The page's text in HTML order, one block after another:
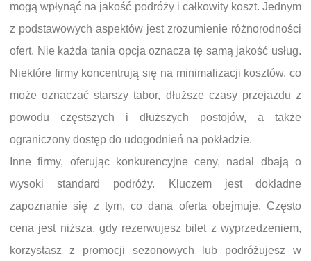
mogą wpłynąć na jakość podróży i całkowity koszt. Jednym
z podstawowych aspektów jest zrozumienie różnorodności
ofert. Nie każda tania opcja oznacza tę samą jakość usług.
Niektóre firmy koncentrują się na minimalizacji kosztów, co
może oznaczać starszy tabor, dłuższe czasy przejazdu z
powodu częstszych i dłuższych postojów, a także
ograniczony dostęp do udogodnień na pokładzie.
Inne firmy, oferując konkurencyjne ceny, nadal dbają o
wysoki standard podróży. Kluczem jest dokładne
zapoznanie się z tym, co dana oferta obejmuje. Często
cena jest niższa, gdy rezerwujesz bilet z wyprzedzeniem,
korzystasz z promocji sezonowych lub podróżujesz w